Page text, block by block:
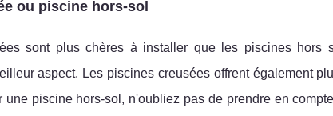
ou piscine hors-sol
sont plus chères à installer que les piscines hors
aspect. Les piscines creusées offrent également
une piscine hors-sol, n'oubliez pas de prendre en